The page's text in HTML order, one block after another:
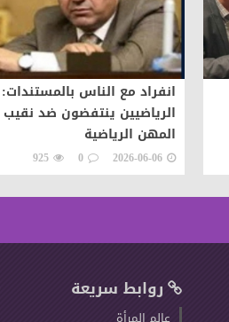
انفراد مع الناس بالمستندات:
الرياضيين ينتفضون ضد نقيب
المهن الرياضية
2026-06-06
0
925
روابط سريعة